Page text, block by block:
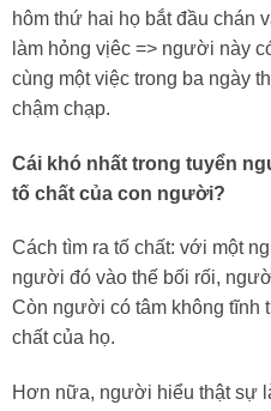
hôm thứ hai họ bắt đầu chán
làm hỏng vịêc => người này
cùng một việc trong ba ngày
chậm chạp.
Cái khó nhất trong tuyển
tố chất của con người?
Cách tìm ra tố chất: với một
người đó vào thế bối rối,
Còn người có tâm không tĩnh
chất của họ.
Hơn nữa, người hiểu thật sự